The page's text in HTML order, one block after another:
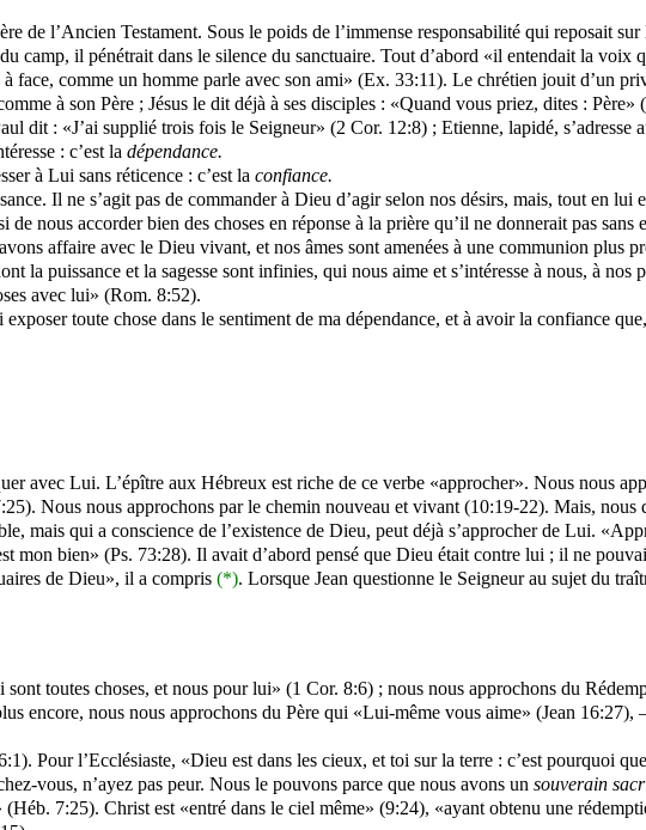
de l’Ancien Testament. Sous le poids de l’immense responsabilité qui reposait
camp, il pénétrait dans le silence du sanctuaire. Tout d’abord «il entendait la
face, comme un homme parle avec son ami» (Ex. 33:11). Le chrétien jouit d’un
à son Père ; Jésus le dit déjà à ses disciples : «Quand vous priez, dites : Père»
dit : «J’ai supplié trois fois le Seigneur» (2 Cor. 12:8) ; Etienne, lapidé,
: c’est la dépendance.
à Lui sans réticence : c’est la confiance.
Il ne s’agit pas de commander à Dieu d’agir selon nos désirs, mais, tout en lui
nous accorder bien des choses en réponse à la prière qu’il ne donnerait pas
affaire avec le Dieu vivant, et nos âmes sont amenées à une communion plus
la puissance et la sagesse sontinfinies, qui nous aime et s’intéresse à nous, à nos
avec lui» (Rom. 8:52).
toute chose dans le sentiment de ma dépendance, et à avoir la confiance
avec Lui. L’épître aux Hébreux est riche de ce verbe «approcher». Nous nous
Nous nous approchons par le chemin nouveau et vivant (10:19-22). Mais,
mais qui a conscience de l’existence de Dieu, peut déjà s’approcher de Lui.
mon bien» (Ps. 73:28). Il avait d’abord pensé que Dieu était contre lui ; il ne
de Dieu», il a compris (*). Lorsque Jean questionne le Seigneur au sujet du
toutes choses, et nous pour lui» (1 Cor. 8:6) ; nous nous approchons du
encore, nous nous approchons du Père qui «Lui-même vous aime» (Jean
Pour l’Ecclésiaste, «Dieu est dans les cieux, et toi sur la terre : c’est pourquoi
vous, n’ayez pas peur. Nous le pouvons parce que nous avons un souverain
7:25). Christ est «entré dans le ciel même» (9:24), «ayant obtenu une